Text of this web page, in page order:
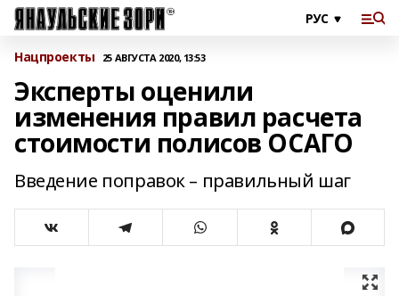
Нацпроекты 25 АВГУСТА 2020, 13:53
Эксперты оценили
изменения правил расчета
стоимости полисов ОСАГО
Введение поправок – правильный шаг